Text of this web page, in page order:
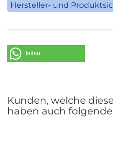
Hersteller- und
Telefon: +49
teilen
Kunden, welche
haben auch